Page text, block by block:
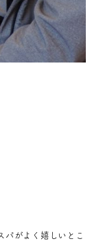
パがよく嬉しいとこ